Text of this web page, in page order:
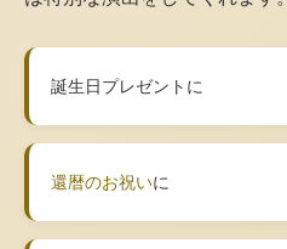
誕生日プレゼントに
還暦のお祝いに